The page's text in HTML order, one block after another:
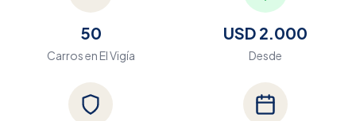
50
Carros en El Vigía
USD 2.000
Desde